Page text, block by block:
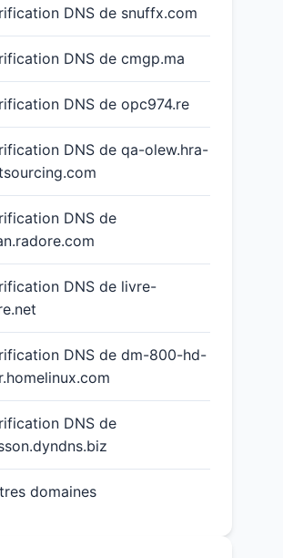
DNS de snuffx.com
DNS de cmgp.ma
DNS de opc974.re
DNS de qa-olew.hra-
DNS de
DNS de livre-
DNS de dm-800-hd-
DNS de
domaines